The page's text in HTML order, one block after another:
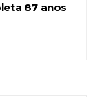
87 anos